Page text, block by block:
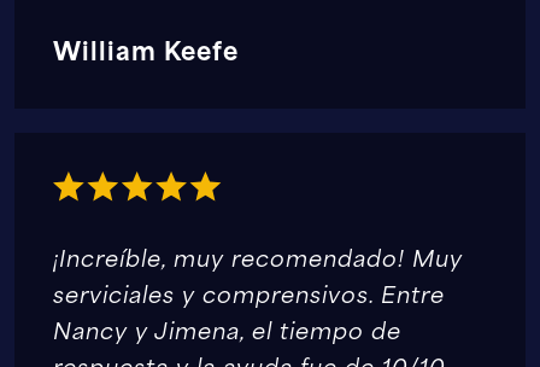
William Keefe
¡Increíble, muy recomendado! Muy
serviciales y comprensivos. Entre
Nancy y Jimena, el tiempo de